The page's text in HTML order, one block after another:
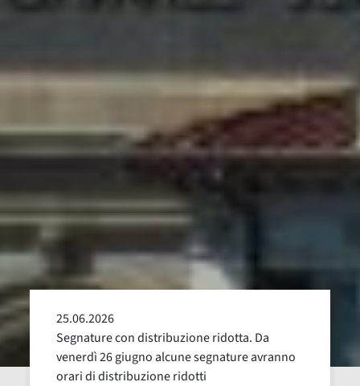
25.06.2026
Segnature con distribuzione ridotta. Da
venerdì 26 giugno alcune segnature avranno
orari di distribuzione ridotti